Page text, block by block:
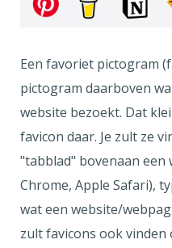
Een favoriet pictogram
pictogram daarboven
website bezoekt. Dat
favicon daar. Je zult ze
"tabblad" bovenaan een
Chrome, Apple Safari),
wat een website/
zult favicons ook